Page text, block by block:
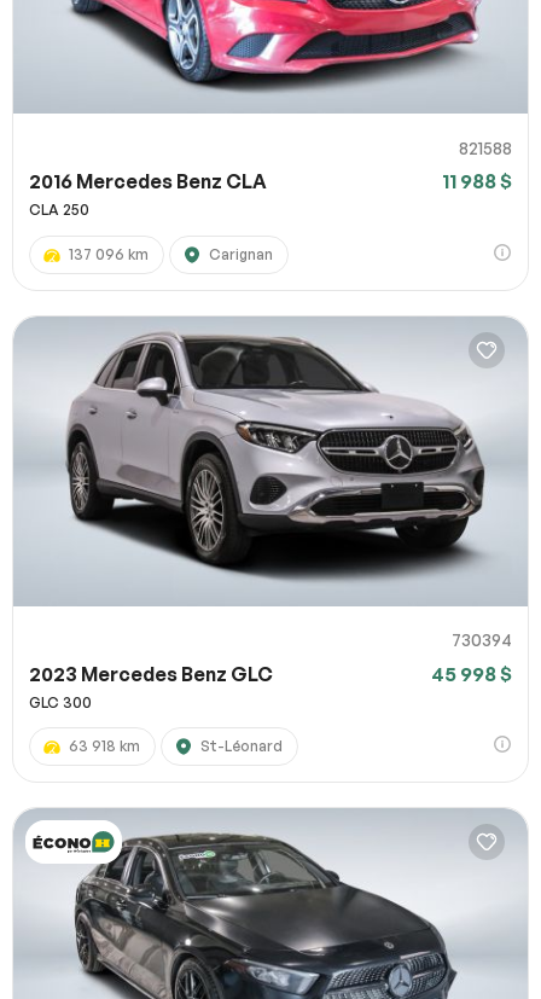
821588
2016 Mercedes Benz CLA 11 988 $
CLA 250
137 096 km Carignan
730394
2023 Mercedes Benz GLC 45 998 $
GLC 300
63 918 km St-Léonard